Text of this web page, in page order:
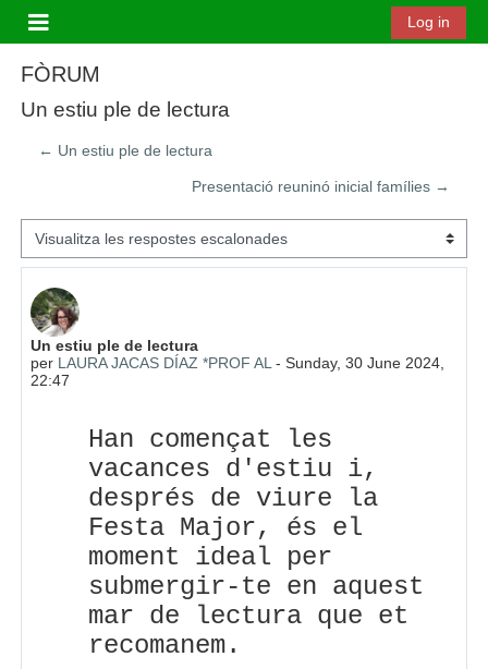
Panell lateral
Log in
FÒRUM
Un estiu ple de lectura
← Un estiu ple de lectura
Presentació reuninó inicial famílies →
Mode de visualització
Un estiu ple de lectura
per LAURA JACAS DÍAZ *PROF AL -Sunday, 30 June 2024,
22:47
Nombre de respostes: 0
Han començat les
vacances d'estiu i,
després de viure la
Festa Major, és el
moment ideal per
submergir-te en aquest
mar de lectura que et
recomanem.